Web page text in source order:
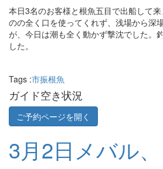
本日3名のお客様と根魚五目で出船して
のの全く口を使ってくれず、浅場から深
が、今日は潮も全く動かず撃沈でした。
した。
Tags :市振根魚
ガイド空き状況
ご予約ページを開く
3月2日メバル